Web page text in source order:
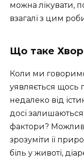
можна лікувати,
взагалі з цим
Що таке
Коли ми
уявляється щось
недалеко від
досі
фактори?
зрозуміти її
біль у животі,